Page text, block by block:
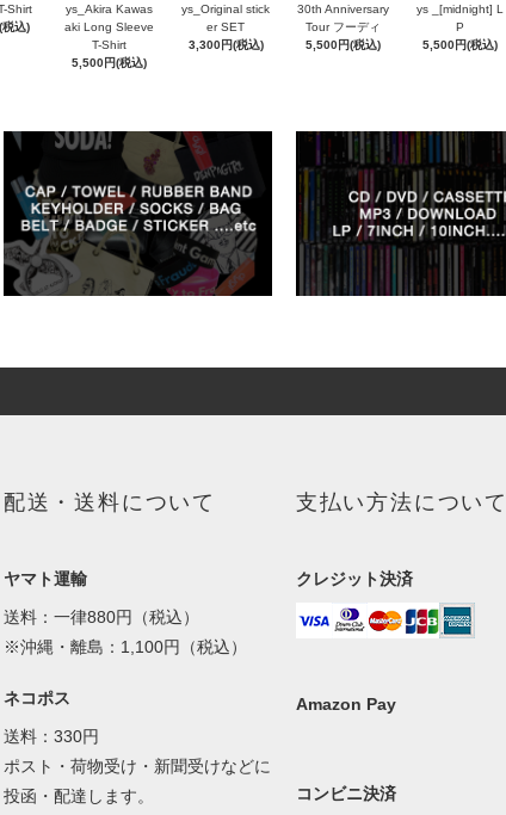
Shirt
込)
ys_Akira Kawas
aki Long Sleeve
T-Shirt
5,500円(税込)
ys_Original stick
er SET
3,300円(税込)
30th Anniversary
Tour フーディ
5,500円(税込)
ys _[midnight] L
P
5,500円(税込)
配送・送料について
ヤマト運輸
送料：一律880円（税込）
※沖縄・離島：1,100円（税込）
ネコポス
送料：330円
ポスト・荷物受け・新聞受けなどに
投函・配達します。
支払い方法について
クレジット決済
Amazon Pay
コンビニ決済